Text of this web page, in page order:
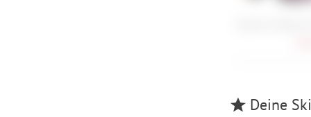
Deine